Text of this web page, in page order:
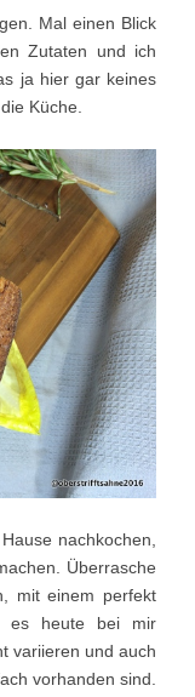
Mal einen Blick
Zutaten und ich
ja hier gar keines
Küche.
nachkochen,
Überrasche
mit einem perfekt
es heute bei mir
variieren und auch
vorhanden sind.